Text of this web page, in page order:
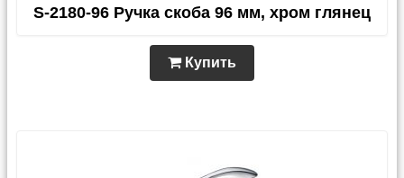
S-2180-96 Ручка скоба 96 мм, хром глянец
Купить